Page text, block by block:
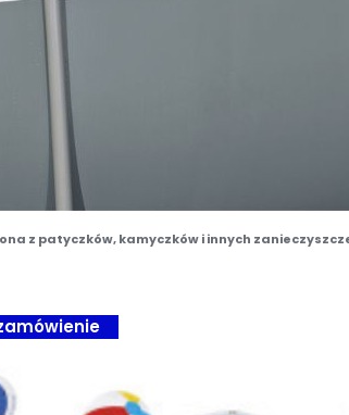
z patyczków, kamyczków i innych